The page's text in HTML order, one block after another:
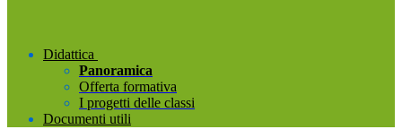
Didattica
Panoramica
Offerta formativa
I progetti delle classi
Documenti utili